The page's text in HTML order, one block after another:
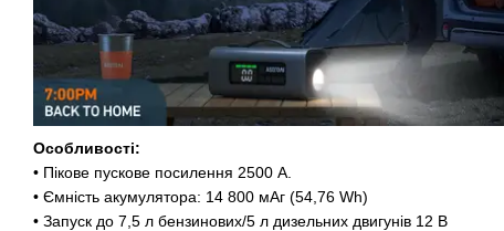
Особливості:
• Пікове пускове посилення 2500 А.
• Ємність акумулятора: 14 800 мАг (54,76 Wh)
• Запуск до 7,5 л бензинових/5 л дизельних двигунів 12 В